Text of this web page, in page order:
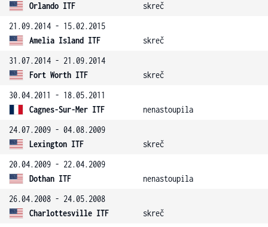
Orlando ITF
skreč
21.09.2014 - 15.02.2015
Amelia Island ITF
skreč
31.07.2014 - 21.09.2014
Fort Worth ITF
skreč
30.04.2011 - 18.05.2011
Cagnes-Sur-Mer ITF
nenastoupila
24.07.2009 - 04.08.2009
Lexington ITF
skreč
20.04.2009 - 22.04.2009
Dothan ITF
nenastoupila
26.04.2008 - 24.05.2008
Charlottesville ITF
skreč